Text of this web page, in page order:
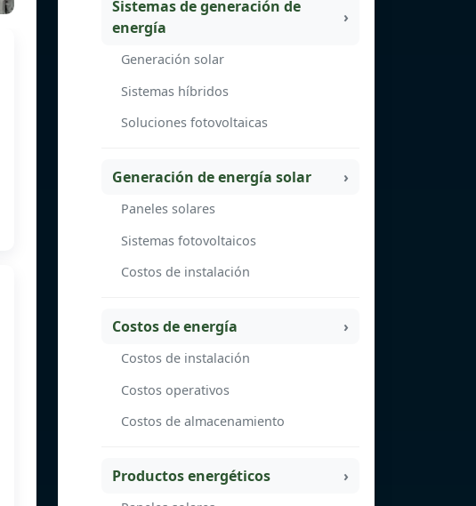
Sistemas de generación de
energía
Generación solar
Sistemas híbridos
Soluciones fotovoltaicas
Generación de energía solar
Paneles solares
Sistemas fotovoltaicos
Costos de instalación
Costos de energía
Costos de instalación
Costos operativos
Costos de almacenamiento
Productos energéticos